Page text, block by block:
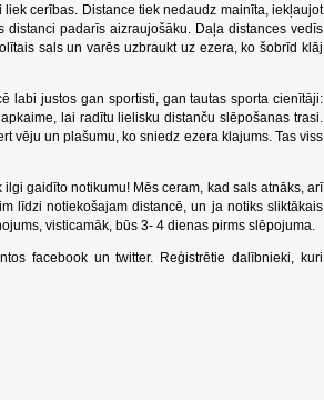
cerības. Distance tiek nedaudz mainīta, iekļaujot
padarīs aizraujošāku. Daļa distances vedīs
sals un varēs uzbraukt uz ezera, ko šobrīd klāj
labi justos gan sportisti, gan tautas sporta cienītāji:
lai radītu lielisku distanču slēpošanas trasi.
vēju un plašumu, ko sniedz ezera klajums. Tas viss
gaidīto notikumu! Mēs ceram, kad sals atnāks, arī
līdzi notiekošajam distancē, un ja notiks sliktākais
visticamāk, būs 3- 4 dienas pirms slēpojuma.
facebook un twitter. Reģistrētie dalībnieki, kuri